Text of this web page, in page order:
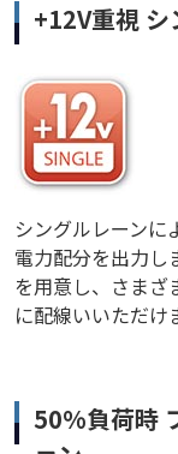
+12V重視
シングルレーンに
電力配分を出力し
を用意し、さまざ
に配線いいただけ
50%負荷時